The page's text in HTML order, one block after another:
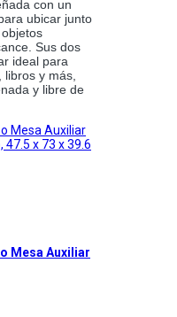
con un
ubicar junto
Sus dos
ideal para
y más,
y libre de
Mesa Auxiliar